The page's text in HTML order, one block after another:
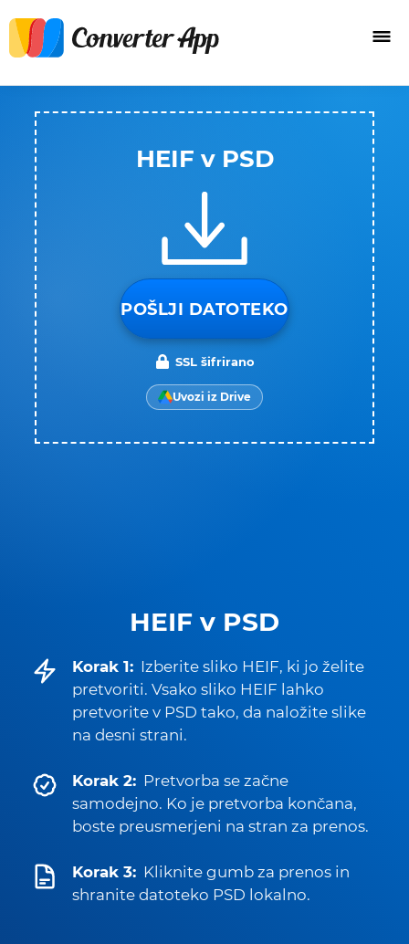
HEIF v PSD
Korak 1: Izberite sliko HEIF, ki jo želite
pretvoriti. Vsako sliko HEIF lahko
pretvorite v PSD tako, da naložite slike
na desni strani.
Korak 2: Pretvorba se začne
samodejno. Ko je pretvorba končana,
boste preusmerjeni na stran za prenos.
Korak 3: Kliknite gumb za prenos in
shranite datoteko PSD lokalno.
HEIF v PSD
POŠLJI DATOTEKO
SSL šifrirano
Uvozi iz Drive